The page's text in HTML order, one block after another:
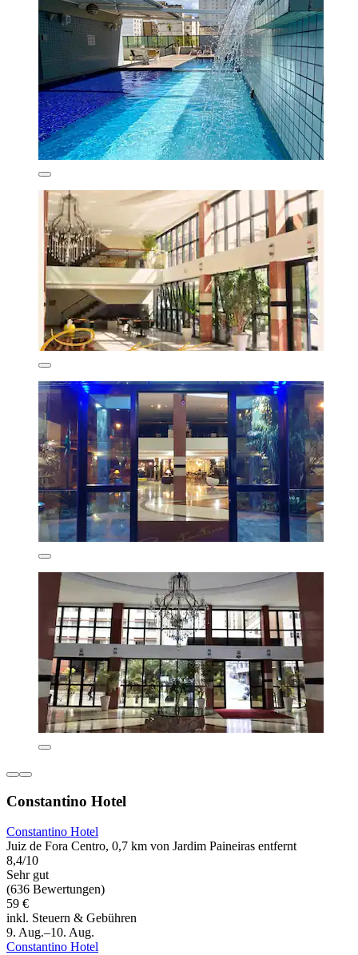
Constantino Hotel
Constantino Hotel
Juiz de Fora Centro, 0,7 km von Jardim Paineiras entfernt
8,4/10
Sehr gut
(636 Bewertungen)
59 €
inkl. Steuern & Gebühren
9. Aug.–10. Aug.
Constantino Hotel